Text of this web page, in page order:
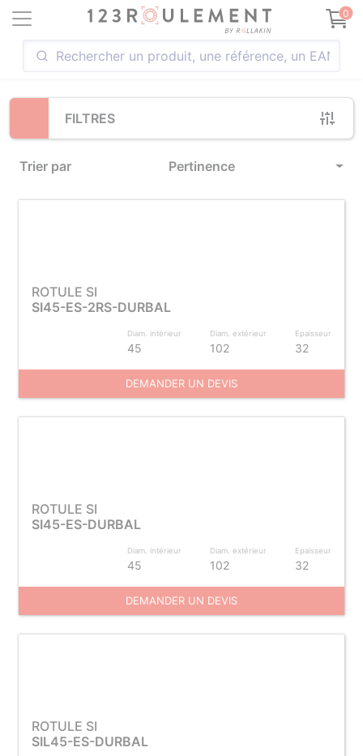
0
FILTRES
Trier par Pertinence
Loading...
ROTULE SI
SI45-ES-2RS-DURBAL
Diam. intérieur
45
Diam. extérieur
102
Epaisseur
32
DEMANDER UN DEVIS
ROTULE SI
SI45-ES-DURBAL
Diam. intérieur
45
Diam. extérieur
102
Epaisseur
32
DEMANDER UN DEVIS
ROTULE SI
SIL45-ES-DURBAL